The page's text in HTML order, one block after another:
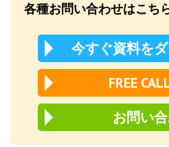
各種お問い合わせはこち
今すぐ資料を
FREE
お問い